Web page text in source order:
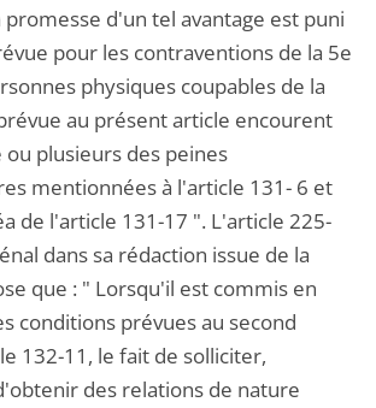
d'un tel avantage est puni
pour les contraventions de la 5e
physiques coupables de la
au présent article encourent
plusieurs des peines
mentionnées à l'article 131- 6 et
de l'article 131-17 ". L'article 225-
dans sa rédaction issue de la
que : " Lorsqu'il est commis en
conditions prévues au second
132-11, le fait de solliciter,
des relations de nature